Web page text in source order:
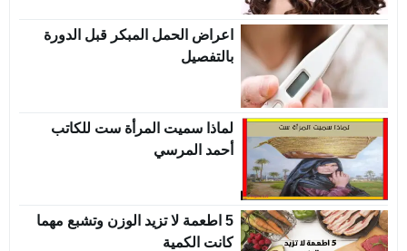
اعراض الحمل المبكر قبل الدورة
بالتفصيل
لماذا سميت المرأة ست للكاتب
أحمد المرسي
5 اطعمة لا تزيد الوزن وتشبع مهما
كانت الكمية